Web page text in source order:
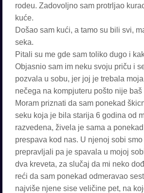
rodeu. Zadovoljno sam protrljao
kuće.
Došao sam kući, a tamo su bili svi,
seka.
Pitali su me gde sam toliko dugo i
Objasnio sam im neku svoju priču i
pozvala u sobu, jer joj je trebala
nečega na kompjuteru pošto nije baš
Moram priznati da sam ponekad
seku koja je bila starija 6 godina od
razvedena, živela je sama a
prespava kod nas. U njenoj sobi
prepravljali pa je spavala u mojoj
dva kreveta, za slučaj da mi neko
reći da sam ponekad odmeravao
najviše njene sise veličine pet, na